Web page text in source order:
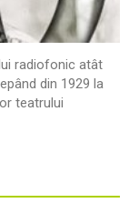
radiofonic atât
din 1929 la
teatrului